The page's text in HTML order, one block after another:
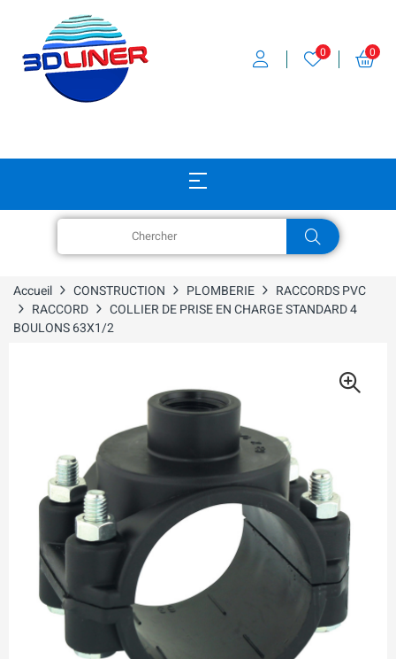
0 0
Accueil CONSTRUCTION PLOMBERIE
RACCORDS PVC
RACCORD
COLLIER DE PRISE EN CHARGE STANDARD 4
BOULONS 63X1/2